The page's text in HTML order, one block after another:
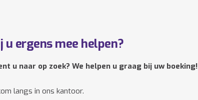
u ergens mee helpen?
u naar op zoek? We helpen u graag bij uw boeking!
langs in ons kantoor.